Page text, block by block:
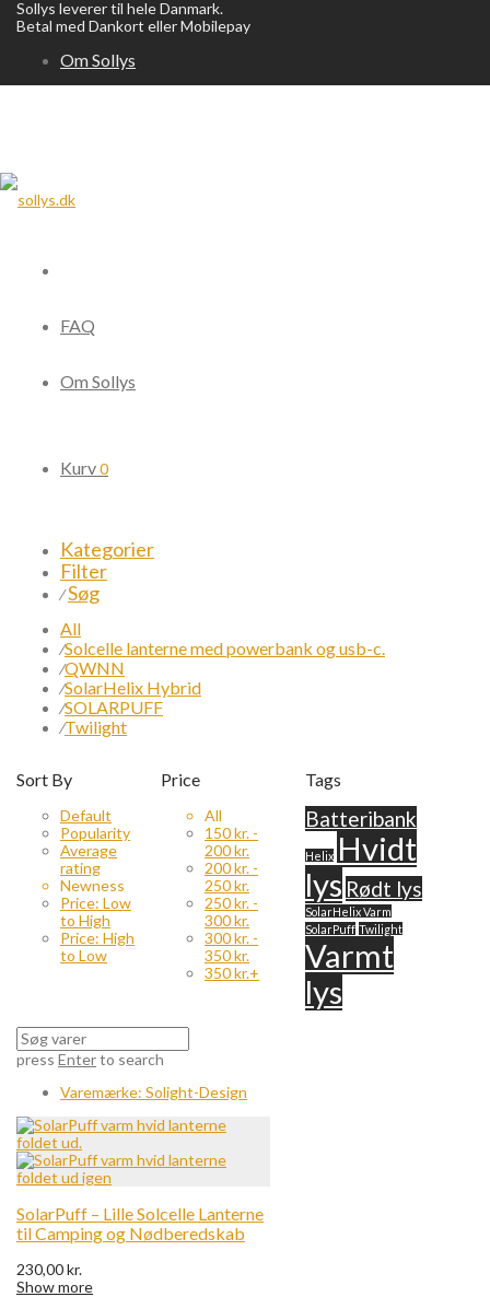
Sollys leverer til hele Danmark.
Betal med Dankort eller Mobilepay
Om Sollys
FAQ
Om Sollys
Kurv0
Kategorier
Filter
⁄Søg
All
⁄Solcelle lanterne med powerbank og usb-c.
⁄QWNN
⁄SolarHelix Hybrid
⁄SOLARPUFF
⁄Twilight
Sort By
Default
Popularity
Average
rating
Newness
Price: Low
to High
Price: High
to Low
Price
All
150kr. -
200kr.
200kr. -
250kr.
250kr. -
300kr.
300kr. -
350kr.
350kr.+
Tags
Batteribank
Helix Hvidt
lys Rødt lys
SolarHelix Varm
SolarPuff Twilight
Varmt
lys
press Enterto search
Varemærke: Solight-Design
SolarPuff – Lille Solcelle Lanterne
til Camping og Nødberedskab
230,00kr.
Show more